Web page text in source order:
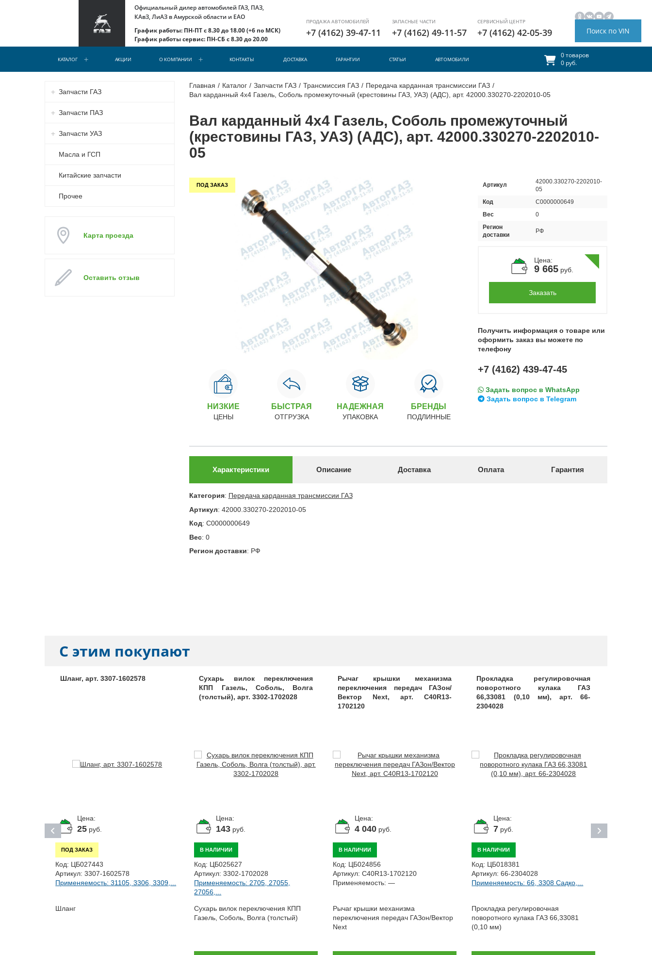
Официальный дилер автомобилей ГАЗ, ПАЗ,
КАвЗ, ЛиАЗ в Амурской области и ЕАО
График работы: ПН-ПТ с 8.30 до 18.00 (+6 по МСК)
График работы сервис: ПН-СБ с 8.30 до 20.00
ПРОДАЖА АВТОМОБИЛЕЙ
+7 (4162) 39-47-11
ЗАПАСНЫЕ ЧАСТИ
+7 (4162) 49-11-57
СЕРВИСНЫЙ ЦЕНТР
+7 (4162) 42-05-39 Поиск по VIN
КАТАЛОГ АКЦИИ О КОМПАНИИ КОНТАКТЫ ДОСТАВКА ГАРАНТИИ СТАТЬИ АВТОМОБИЛИ
0 товаров
0 руб.
Главная / Каталог / Запчасти ГАЗ / Трансмиссия ГАЗ / Передача карданная трансмиссии ГАЗ /
Вал карданный 4х4 Газель, Соболь промежуточный (крестовины ГАЗ, УАЗ) (АДС), арт. 42000.330270-2202010-05
Вал карданный 4х4 Газель, Соболь промежуточный
(крестовины ГАЗ, УАЗ) (АДС), арт. 42000.330270-2202010-
05
Запчасти ГАЗ
Запчасти ПАЗ
Запчасти УАЗ
Масла и ГСП
Китайские запчасти
Прочее
Карта проезда
Оставить отзыв
ПОД ЗАКАЗ
НИЗКИЕ
ЦЕНЫ
БЫСТРАЯ
ОТГРУЗКА
НАДЕЖНАЯ
УПАКОВКА
БРЕНДЫ
ПОДЛИННЫЕ
Артикул
42000.330270-2202010-
05
Код
С0000000649
Вес
0
Регион
доставки
РФ
Цена:
9 665 руб.
Заказать
Получить информация о товаре или
оформить заказ вы можете по
телефону
+7 (4162) 439-47-45
Задать вопрос в WhatsApp
Задать вопрос в Telegram
Характеристики Описание Доставка Оплата Гарантия
Категория: Передача карданная трансмиссии ГАЗ
Артикул: 42000.330270-2202010-05
Код: С0000000649
Вес: 0
Регион доставки: РФ
С этим покупают
Шланг, арт. 3307-1602578
Цена:
25 руб.
ПОД ЗАКАЗ
Код: ЦБ027443
Артикул: 3307-1602578
Применяемость: 31105, 3306, 3309,...
Шланг
Сухарь вилок переключения
КПП Газель, Соболь, Волга
(толстый), арт. 3302-1702028
Цена:
143 руб.
В НАЛИЧИИ
Код: ЦБ025627
Артикул: 3302-1702028
Применяемость: 2705, 27055,
27056,...
Сухарь вилок переключения КПП
Газель, Соболь, Волга (толстый)
Рычаг крышки механизма
переключения передач ГАЗон/
Вектор Next, арт. C40R13-
1702120
Цена:
4 040 руб.
В НАЛИЧИИ
Код: ЦБ024856
Артикул: C40R13-1702120
Применяемость: —
Рычаг крышки механизма
переключения передач ГАЗон/Вектор
Next
Прокладка регулировочная
поворотного кулака ГАЗ
66,33081 (0,10 мм), арт. 66-
2304028
Цена:
7 руб.
В НАЛИЧИИ
Код: ЦБ018381
Артикул: 66-2304028
Применяемость: 66, 3308 Садко,...
Прокладка регулировочная
поворотного кулака ГАЗ 66,33081
(0,10 мм)